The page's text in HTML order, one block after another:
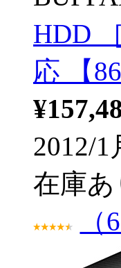
HDD
応 【
2012/1
在庫あ
（